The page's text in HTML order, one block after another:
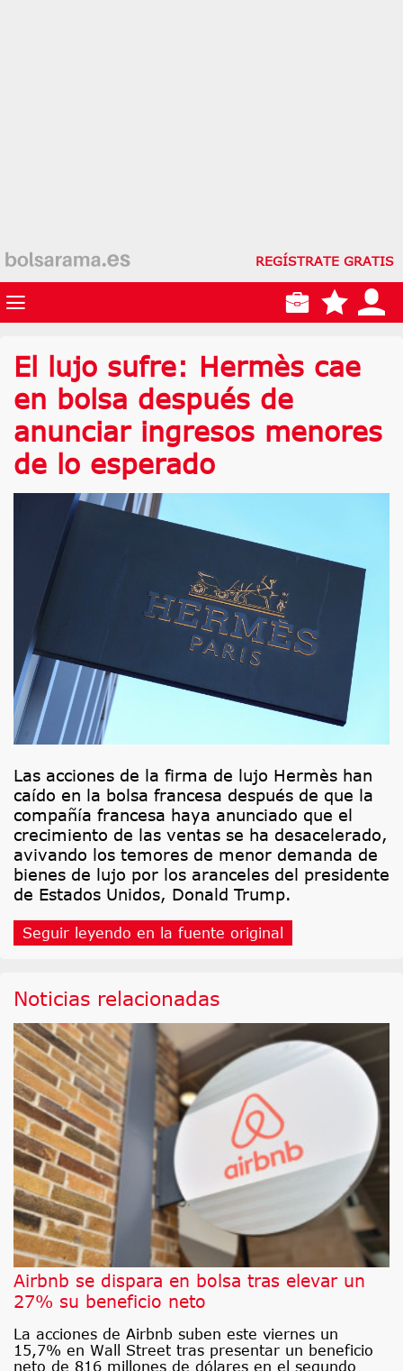
REGÍSTRATE GRATIS
El lujo sufre: Hermès cae
en bolsa después de
anunciar ingresos menores
de lo esperado
Las acciones de la firma de lujo Hermès han
caído en la bolsa francesa después de que la
compañía francesa haya anunciado que el
crecimiento de las ventas se ha desacelerado,
avivando los temores de menor demanda de
bienes de lujo por los aranceles del presidente
de Estados Unidos, Donald Trump.
Seguir leyendo en la fuente original
Noticias relacionadas
Airbnb se dispara en bolsa tras elevar un
27% su beneficio neto
La acciones de Airbnb suben este viernes un
15,7% en Wall Street tras presentar un beneficio
neto de 816 millones de dólares en el segundo